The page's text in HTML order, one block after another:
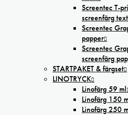
Screentec T-
screenfärg
Screentec
papper
Screentec
screenfärg
STARTPAKET & färgset
LINOTRYCK
Linofärg 59 ml
Linofärg 150
Linofärg 250